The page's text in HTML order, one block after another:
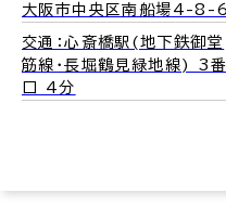
大阪市中央区南船場3-6-
3
交通：心斎橋駅(地下鉄御堂
筋線･長堀鶴見緑地線) 1番